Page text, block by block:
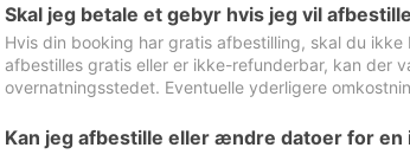
Skal jeg betale et gebyr hvis jeg vil
Hvis din booking har gratis afbestilling, skal du
afbestilles gratis eller er ikke-refunderbar, kan
overnatningsstedet. Eventuelle yderligere
Kan jeg afbestille eller ændre datoer for